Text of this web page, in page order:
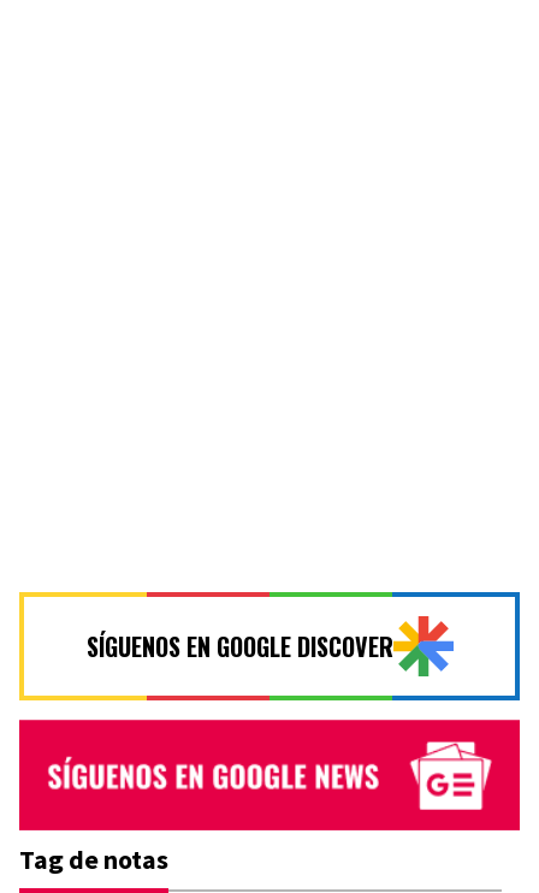
SÍGUENOS EN GOOGLE DISCOVER
Tag de notas